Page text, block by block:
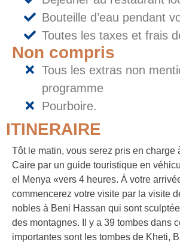
Bouteille d’eau pendant
Toutes les taxes et frais
Non compris
Tous les extras non
programme
Pourboire.
ITINERAIRE
Tôt le matin, vous serez pris en charge
Caire par un guide touristique en
el Menya «vers 4 heures. À votre
commencerez votre visite par la visite
nobles à Beni Hassan qui sont
des montagnes. Il y a 39 tombes dans
importantes sont les tombes de Kheti,